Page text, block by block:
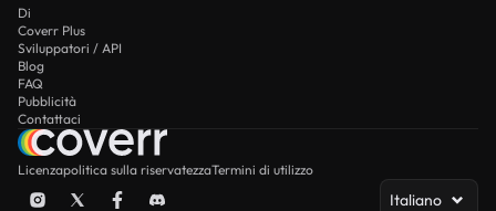
Di
Coverr Plus
Sviluppatori / API
Blog
FAQ
Pubblicità
Contattaci
Licenzapolitica sulla riservatezzaTermini di utilizzo
Italiano